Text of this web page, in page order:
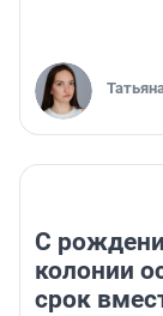
С
колонии
срок